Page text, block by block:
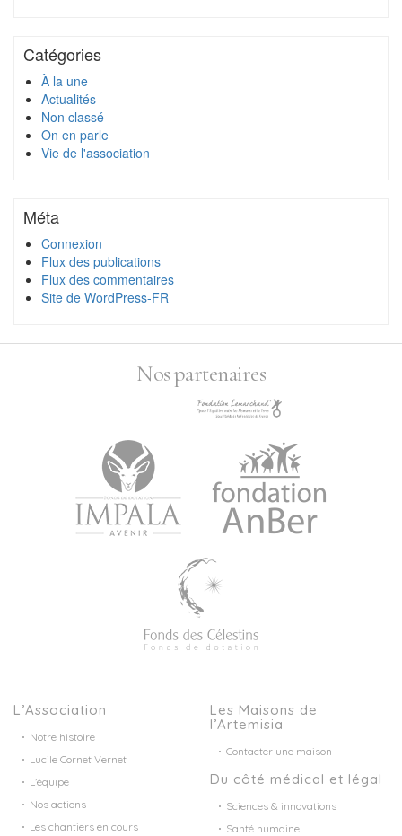
Catégories
À la une
Actualités
Non classé
On en parle
Vie de l'association
Méta
Connexion
Flux des publications
Flux des commentaires
Site de WordPress-FR
Nos partenaires
L’Association
Notre histoire
Lucile Cornet Vernet
L’équipe
Nos actions
Les chantiers en cours
Les Maisons de
l’Artemisia
Contacter une maison
Du côté médical et légal
Sciences & innovations
Santé humaine